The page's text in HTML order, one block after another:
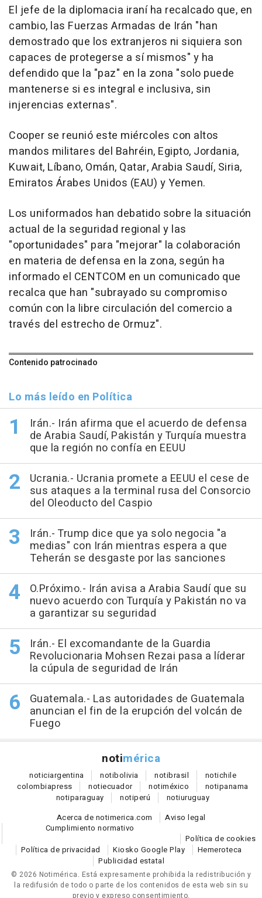
El jefe de la diplomacia iraní ha recalcado que, en
cambio, las Fuerzas Armadas de Irán "han
demostrado que los extranjeros ni siquiera son
capaces de protegerse a sí mismos" y ha
defendido que la "paz" en la zona "solo puede
mantenerse si es integral e inclusiva, sin
injerencias externas".
Cooper se reunió este miércoles con altos
mandos militares del Bahréin, Egipto, Jordania,
Kuwait, Líbano, Omán, Qatar, Arabia Saudí, Siria,
Emiratos Árabes Unidos (EAU) y Yemen.
Los uniformados han debatido sobre la situación
actual de la seguridad regional y las
"oportunidades" para "mejorar" la colaboración
en materia de defensa en la zona, según ha
informado el CENTCOM en un comunicado que
recalca que han "subrayado su compromiso
común con la libre circulación del comercio a
través del estrecho de Ormuz".
Contenido patrocinado
Lo más leído en Política
Irán.- Irán afirma que el acuerdo de defensa
de Arabia Saudí, Pakistán y Turquía muestra
que la región no confía en EEUU
Ucrania.- Ucrania promete a EEUU el cese de
sus ataques a la terminal rusa del Consorcio
del Oleoducto del Caspio
Irán.- Trump dice que ya solo negocia "a
medias" con Irán mientras espera a que
Teherán se desgaste por las sanciones
O.Próximo.- Irán avisa a Arabia Saudí que su
nuevo acuerdo con Turquía y Pakistán no va
a garantizar su seguridad
Irán.- El excomandante de la Guardia
Revolucionaria Mohsen Rezai pasa a líderar
la cúpula de seguridad de Irán
Guatemala.- Las autoridades de Guatemala
anuncian el fin de la erupción del volcán de
Fuego
notimérica
noticiargentina notibolivia notibrasil notichile
colombiapress notiecuador notiméxico notipanama
notiparaguay notiperú notiuruguay
Acerca de notimerica.com
Aviso legal
Cumplimiento normativo
Política de cookies
Política de privacidad
Kiosko Google Play
Hemeroteca
Publicidad estatal
© 2026 Notimérica. Está expresamente prohibida la redistribución y
la redifusión de todo o parte de los contenidos de esta web sin su
previo y expreso consentimiento.